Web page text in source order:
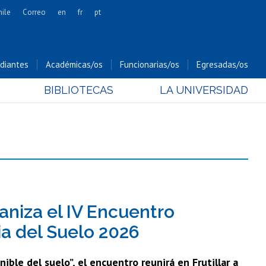
Cs. Forestales y Conservación
Cs. Sociales
Bachillerato
Hospital Clínico
Correo en fr pt
Académicas/os Funcionarias/os Egresadas/os
BIBLIOTECAS LA UNIVERSIDAD
el IV Encuentro
del Suelo 2026
del suelo”, el encuentro reunirá en Frutillar a